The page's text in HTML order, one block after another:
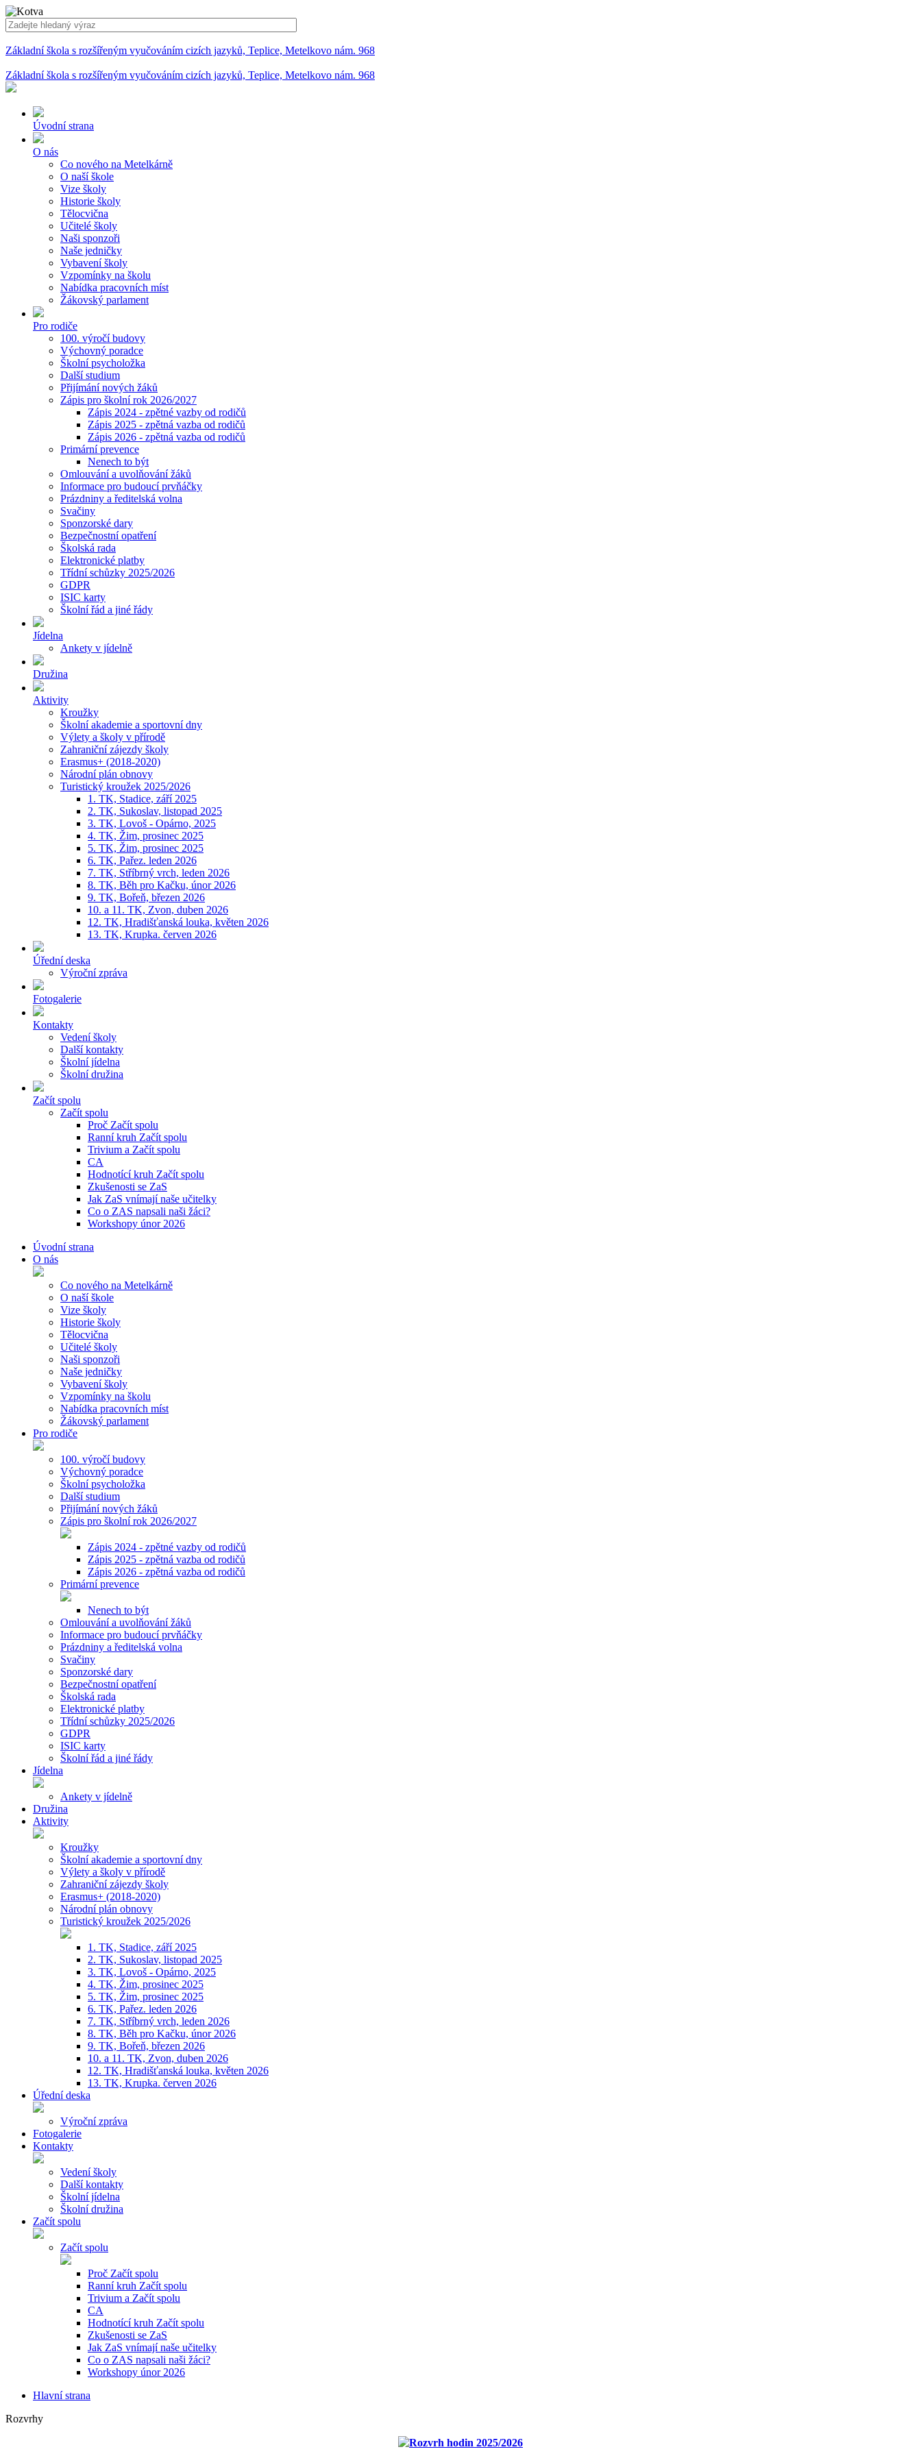
Základní škola s rozšířeným vyučováním cizích jazyků, Teplice, Metelkovo nám. 968
Základní škola s rozšířeným vyučováním cizích jazyků, Teplice, Metelkovo nám. 968
Úvodní strana
O nás
Co nového na Metelkárně
O naší škole
Vize školy
Historie školy
Tělocvična
Učitelé školy
Naši sponzoři
Naše jedničky
Vybavení školy
Vzpomínky na školu
Nabídka pracovních míst
Žákovský parlament
Pro rodiče
100. výročí budovy
Výchovný poradce
Školní psycholožka
Další studium
Přijímání nových žáků
Zápis pro školní rok 2026/2027
Zápis 2024 - zpětné vazby od rodičů
Zápis 2025 - zpětná vazba od rodičů
Zápis 2026 - zpětná vazba od rodičů
Primární prevence
Nenech to být
Omlouvání a uvolňování žáků
Informace pro budoucí prvňáčky
Prázdniny a ředitelská volna
Svačiny
Sponzorské dary
Bezpečnostní opatření
Školská rada
Elektronické platby
Třídní schůzky 2025/2026
GDPR
ISIC karty
Školní řád a jiné řády
Jídelna
Ankety v jídelně
Družina
Aktivity
Kroužky
Školní akademie a sportovní dny
Výlety a školy v přírodě
Zahraniční zájezdy školy
Erasmus+ (2018-2020)
Národní plán obnovy
Turistický kroužek 2025/2026
1. TK, Stadice, září 2025
2. TK, Sukoslav, listopad 2025
3. TK, Lovoš - Opárno, 2025
4. TK, Žim, prosinec 2025
5. TK, Žim, prosinec 2025
6. TK, Pařez. leden 2026
7. TK, Stříbrný vrch, leden 2026
8. TK, Běh pro Kačku, únor 2026
9. TK, Bořeň, březen 2026
10. a 11. TK, Zvon, duben 2026
12. TK, Hradišťanská louka, květen 2026
13. TK, Krupka. červen 2026
Úřední deska
Výroční zpráva
Fotogalerie
Kontakty
Vedení školy
Další kontakty
Školní jídelna
Školní družina
Začít spolu
Začít spolu
Proč Začít spolu
Ranní kruh Začít spolu
Trivium a Začít spolu
CA
Hodnotící kruh Začít spolu
Zkušenosti se ZaS
Jak ZaS vnímají naše učitelky
Co o ZAS napsali naši žáci?
Workshopy únor 2026
Úvodní strana
O nás
Co nového na Metelkárně
O naší škole
Vize školy
Historie školy
Tělocvična
Učitelé školy
Naši sponzoři
Naše jedničky
Vybavení školy
Vzpomínky na školu
Nabídka pracovních míst
Žákovský parlament
Pro rodiče
100. výročí budovy
Výchovný poradce
Školní psycholožka
Další studium
Přijímání nových žáků
Zápis pro školní rok 2026/2027
Zápis 2024 - zpětné vazby od rodičů
Zápis 2025 - zpětná vazba od rodičů
Zápis 2026 - zpětná vazba od rodičů
Primární prevence
Nenech to být
Omlouvání a uvolňování žáků
Informace pro budoucí prvňáčky
Prázdniny a ředitelská volna
Svačiny
Sponzorské dary
Bezpečnostní opatření
Školská rada
Elektronické platby
Třídní schůzky 2025/2026
GDPR
ISIC karty
Školní řád a jiné řády
Jídelna
Ankety v jídelně
Družina
Aktivity
Kroužky
Školní akademie a sportovní dny
Výlety a školy v přírodě
Zahraniční zájezdy školy
Erasmus+ (2018-2020)
Národní plán obnovy
Turistický kroužek 2025/2026
1. TK, Stadice, září 2025
2. TK, Sukoslav, listopad 2025
3. TK, Lovoš - Opárno, 2025
4. TK, Žim, prosinec 2025
5. TK, Žim, prosinec 2025
6. TK, Pařez. leden 2026
7. TK, Stříbrný vrch, leden 2026
8. TK, Běh pro Kačku, únor 2026
9. TK, Bořeň, březen 2026
10. a 11. TK, Zvon, duben 2026
12. TK, Hradišťanská louka, květen 2026
13. TK, Krupka. červen 2026
Úřední deska
Výroční zpráva
Fotogalerie
Kontakty
Vedení školy
Další kontakty
Školní jídelna
Školní družina
Začít spolu
Začít spolu
Proč Začít spolu
Ranní kruh Začít spolu
Trivium a Začít spolu
CA
Hodnotící kruh Začít spolu
Zkušenosti se ZaS
Jak ZaS vnímají naše učitelky
Co o ZAS napsali naši žáci?
Workshopy únor 2026
Hlavní strana
Rozvrhy
Rozvrh hodin 2025/2026